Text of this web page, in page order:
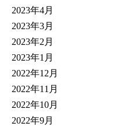
2023年4月
2023年3月
2023年2月
2023年1月
2022年12月
2022年11月
2022年10月
2022年9月